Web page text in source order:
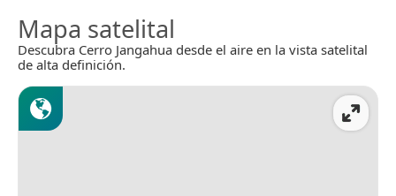
Mapa satelital
Descubra Cerro Jangahua desde el aire en la vista satelital
de alta definición.